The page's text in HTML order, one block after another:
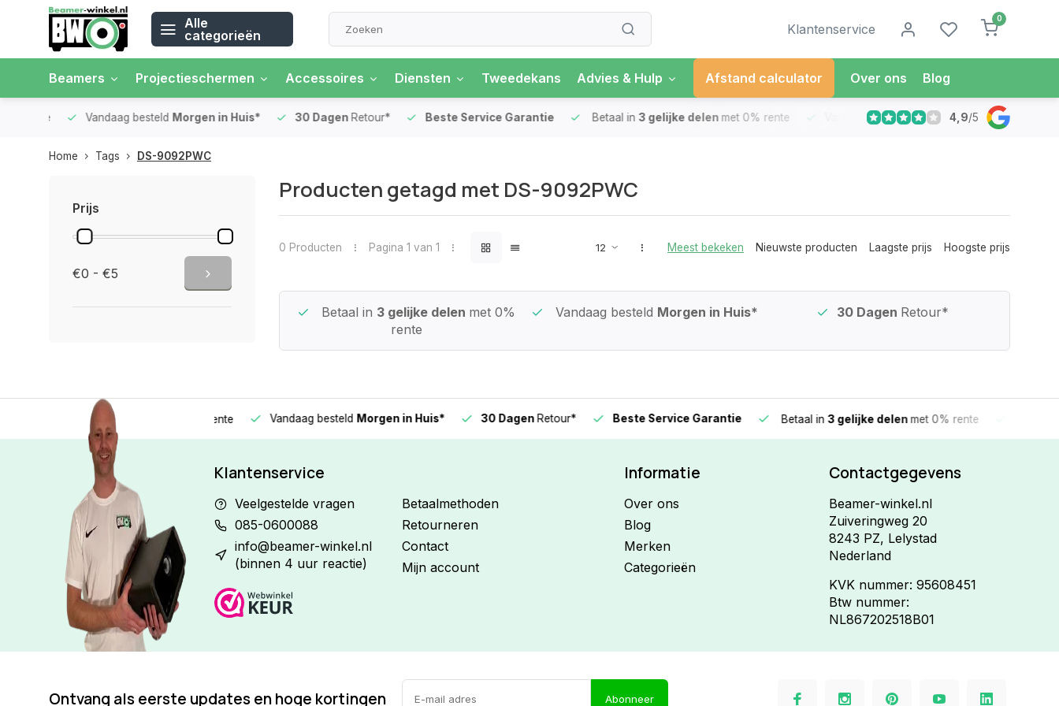
Alle
categorieën
Klantenservice
0
Beamers Projectieschermen Accessoires Diensten Tweedekans Advies & Hulp Afstand calculator Over ons Blog
Vandaag besteldMorgen in Huis* 30 DagenRetour* Beste Service Garantie Betaal in 3 gelijke delen met 0% rente Vandaag besteldMorgen in Huis*
4,9/5
Home Tags DS-9092PWC
Prijs
€0 - €5
Producten getagd met DS-9092PWC
0 Producten Pagina 1 van 1 Meest bekeken Nieuwste producten Laagste prijs Hoogste prijs
Beste Service Garantie Betaal in 3 gelijke delen met 0%
rente
Vandaag besteld Morgen in Huis* 30 Dagen Retour*
3 gelijke delen Vandaag besteldMorgen in Huis* 30 DagenRetour* Beste Service Garantie Betaal in3 gelijke delen met 0% rente
Klantenservice
Veelgestelde vragen
085-0600088
info@beamer-winkel.nl
(binnen 4 uur reactie)
Betaalmethoden
Retourneren
Contact
Mijn account
Informatie
Over ons
Blog
Merken
Categorieën
Contactgegevens
Beamer-winkel.nl
Zuiveringweg 20
8243 PZ, Lelystad
Nederland
KVK nummer: 95608451
Btw nummer:
NL867202518B01
Ontvang als eerste updates en hoge kortingen Abonneer